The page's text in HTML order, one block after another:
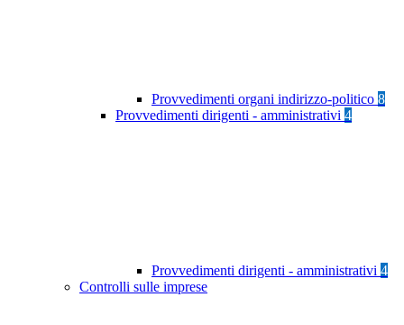
Provvedimenti organi indirizzo-politico 8
Provvedimenti dirigenti - amministrativi 4
Provvedimenti dirigenti - amministrativi 4
Controlli sulle imprese